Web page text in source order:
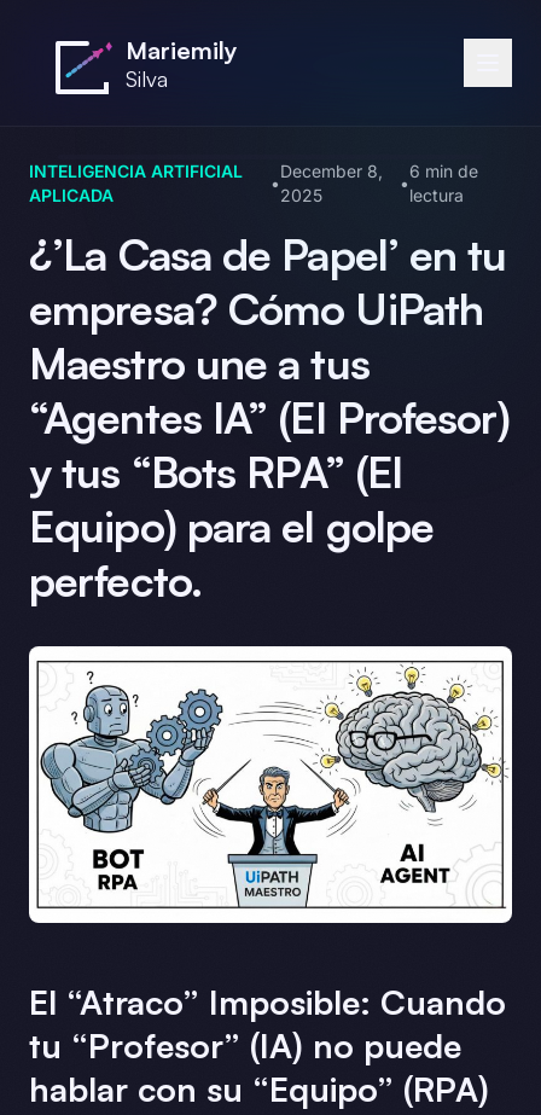
Mariemily
Silva
INTELIGENCIA ARTIFICIAL
APLICADA
•
December 8,
2025
•
6 min de
lectura
¿’La Casa de Papel’ en tu
empresa? Cómo UiPath
Maestro une a tus
“Agentes IA” (El Profesor)
y tus “Bots RPA” (El
Equipo) para el golpe
perfecto.
El “Atraco” Imposible: Cuando
tu “Profesor” (IA) no puede
hablar con su “Equipo” (RPA)